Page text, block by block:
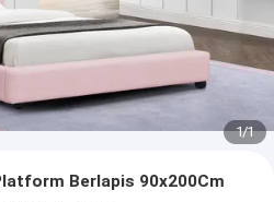
1/1
Berlapis 90x200Cm